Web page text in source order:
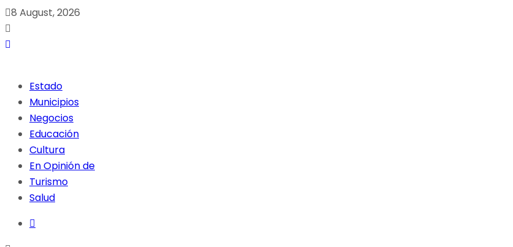
8 August, 2026
Estado
Municipios
Negocios
Educación
Cultura
En Opinión de
Turismo
Salud